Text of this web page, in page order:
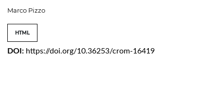
Marco Pizzo
HTML
DOI: https://doi.org/10.36253/crom-16419